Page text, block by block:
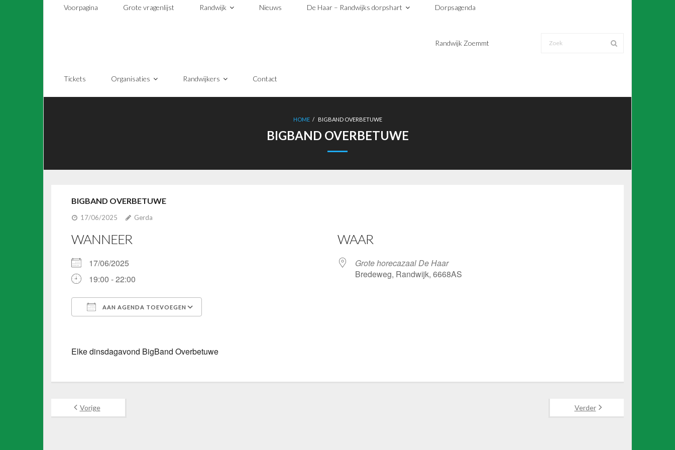
Voorpagina Grote vragenlijst Randwijk Nieuws De Haar – Randwijks dorpshart Dorpsagenda
Randwijk Zoemmt
Tickets Organisaties Randwijkers Contact
HOME / BIGBAND OVERBETUWE
BIGBAND OVERBETUWE
BIGBAND OVERBETUWE
17/06/2025 Gerda
WANNEER
17/06/2025
19:00 - 22:00
AAN AGENDA TOEVOEGEN
WAAR
Grote horecazaal De Haar
Bredeweg, Randwijk, 6668AS
Elke dinsdagavond BigBand Overbetuwe
Vorige Verder